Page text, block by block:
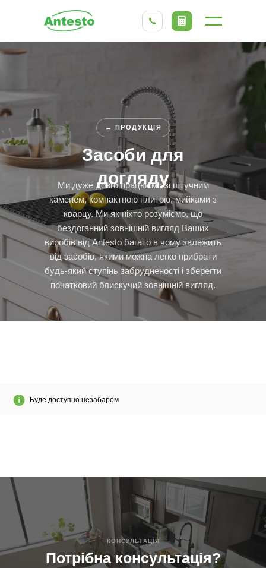
Засоби для
догляду
← ПРОДУКЦІЯ
Ми дуже довго працюємо зі штучним
каменем, компактною плитою, мийками з
кварцу. Ми як ніхто розуміємо, що
бездоганний зовнішній вигляд Ваших
виробів від Antesto багато в чому залежить
від засобів, якими можна легко прибрати
будь-який ступінь забрудненості і зберегти
початковий блискучий зовнішній вигляд.
Буде доступно незабаром
Потрібна консультація?
КОНСУЛЬТAЦІЯ